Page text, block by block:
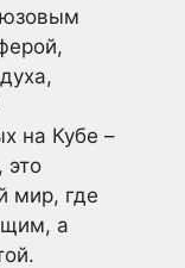
на Кубе –
это
мир, где
а